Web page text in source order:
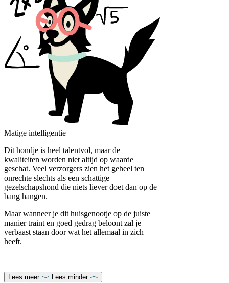
Matige intelligentie
Dit hondje is heel talentvol, maar de
kwaliteiten worden niet altijd op waarde
geschat. Veel verzorgers zien het geheel ten
onrechte slechts als een schattige
gezelschapshond die niets liever doet dan op de
bang hangen.
Maar wanneer je dit huisgenootje op de juiste
manier traint en goed gedrag beloont zal je
verbaast staan door wat het allemaal in zich
heeft.
Lees meer Lees minder